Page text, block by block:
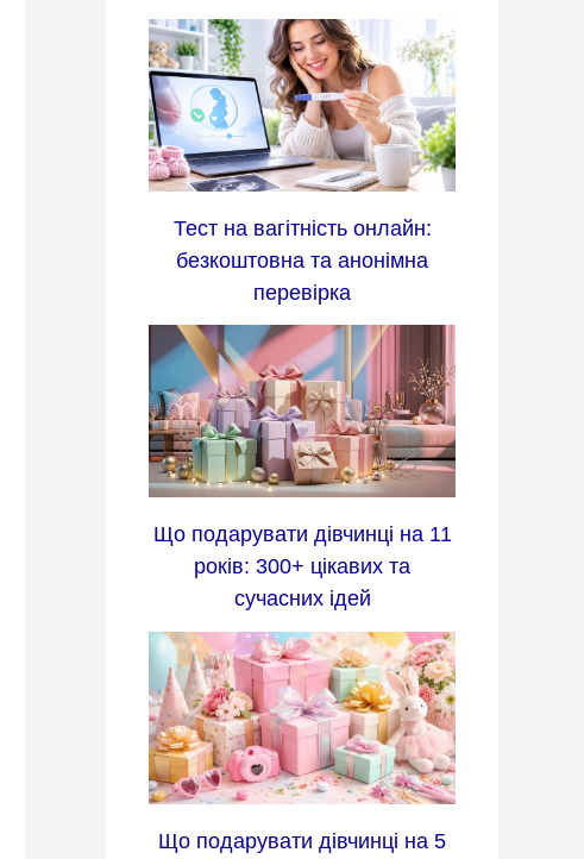
Тест на вагітність онлайн:
безкоштовна та анонімна
перевірка
Що подарувати дівчинці на 11
років: 300+ цікавих та
сучасних ідей
Що подарувати дівчинці на 5